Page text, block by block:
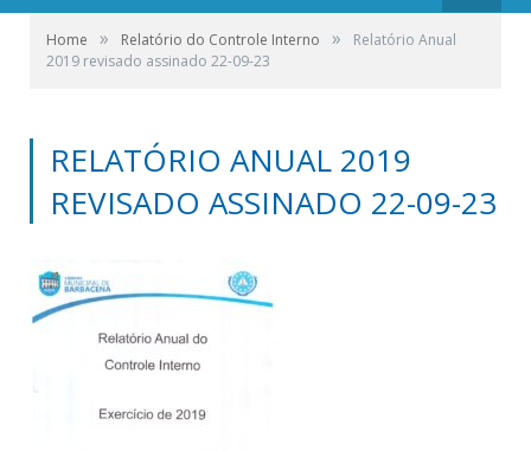
Home » Relatório do Controle Interno »
Relatório Anual
2019 revisado assinado 22-09-23
RELATÓRIO ANUAL 2019
REVISADO ASSINADO 22-09-23